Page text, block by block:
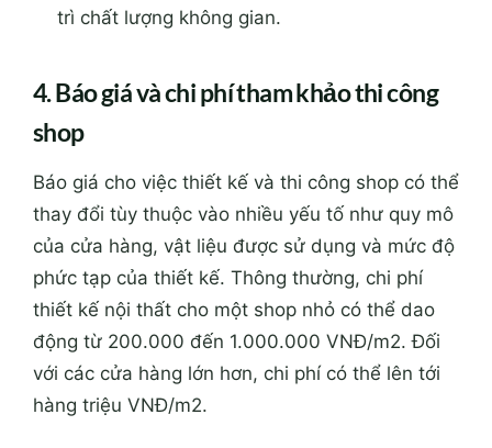
trì chất lượng không gian.
4. Báo giá và chi phí tham khảo thi công
shop
Báo giá cho việc thiết kế và thi công shop có thể
thay đổi tùy thuộc vào nhiều yếu tố như quy mô
của cửa hàng, vật liệu được sử dụng và mức độ
phức tạp của thiết kế. Thông thường, chi phí
thiết kế nội thất cho một shop nhỏ có thể dao
động từ 200.000 đến 1.000.000 VNĐ/m2. Đối
với các cửa hàng lớn hơn, chi phí có thể lên tới
hàng triệu VNĐ/m2.